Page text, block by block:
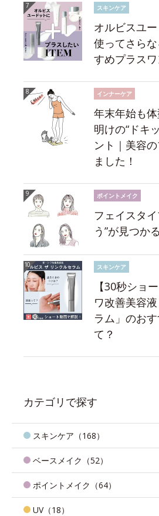
スキンケア
オルビスユ
使ってさら
すめプラス
インナーケア
年末年始も
明けの“ドキ
ント｜美容
ました！
ポイントメイク
フェイスタ
う”が見つか
スキンケア
【30秒ショ
ワ改善美容
ラム」のお
て？
カテゴリで探す
スキンケア（168）
ベースメイク（52）
ポイントメイク（64）
UV（18）